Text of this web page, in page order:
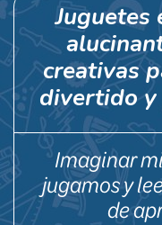
Juguetes
creativas
divertido y
Imaginar
jugamos y
de